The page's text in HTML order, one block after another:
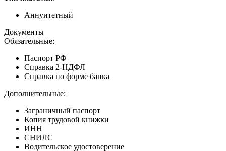
Аннуитетный
Документы
Обязательные:
Паспорт РФ
Справка 2-НДФЛ
Справка по форме банка
Дополнительные:
Заграничный паспорт
Копия трудовой книжки
ИНН
СНИЛС
Водительское удостоверение